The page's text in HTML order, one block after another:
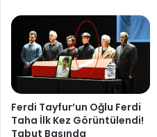
r
l
ı
İ
!
t
a
s
Ferdi Tayfur’un Oğlu Ferdi
Taha İlk Kez Görüntülendi!
Tabut Başında